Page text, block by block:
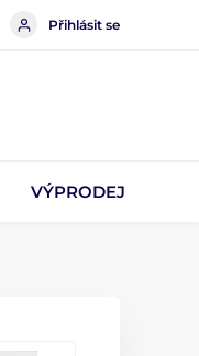
Přihlásit se
VÝPRODEJ